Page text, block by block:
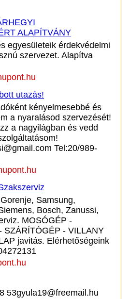
ALAPÍTVÁNY
egyesületeik érdekvédelmi
szervezet. Alapítva
utazás!
kényelmesebbé és
a nyaralásod szervezését!
a nagyilágban és vedd
Tel:20/989-
Samsung,
Bosch, Zanussi,
MOSÓGÉP -
SZÁRÍTÓGÉP - VILLANY
javitás. Elérhetőségeink
53gyula19@freemail.hu